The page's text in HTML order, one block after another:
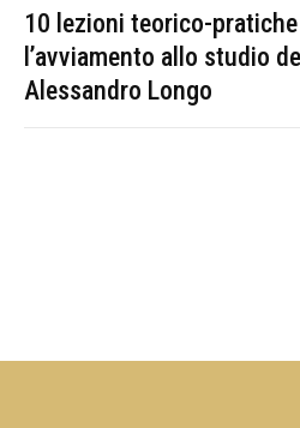
10 lezioni teorico-
l’avviamento allo studio
Alessandro Longo